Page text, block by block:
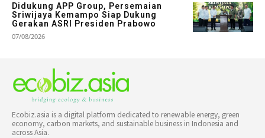
Didukung APP Group, Persemaian
Sriwijaya Kemampo Siap Dukung
Gerakan ASRI Presiden Prabowo
07/08/2026
Ecobiz.asia is a digital platform dedicated to renewable energy, green
economy, carbon markets, and sustainable business in Indonesia and
across Asia.